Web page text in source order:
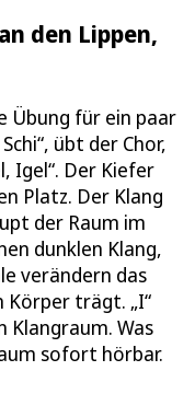
den Lippen,
Übung für ein paar
übt der Chor,
Igel“. Der Kiefer
Platz. Der Klang
der Raum im
dunklen Klang,
verändern das
trägt. „I“
Klangraum. Was
sofort hörbar.